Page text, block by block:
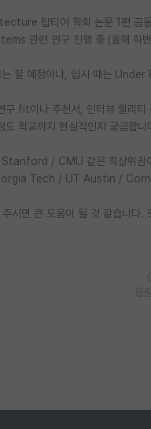
탑티어 학회 논문 1편 공
관련 연구 진행 중 (올해 하반
는 할 예정이나, 입시 때는
구 fit이나 추천서, 인터뷰 퀄리
도 학교까지 현실적인지 궁금합니
/ CMU 같은 최상위권이
Tech / UT Austin /
시면 큰 도움이 될 것 같습니다